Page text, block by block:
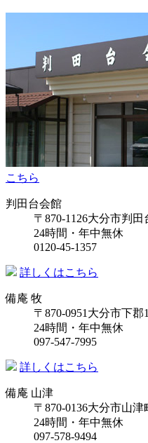
こちら
判田台会館
〒870-1126大分市判田
24時間・年中無休
0120-45-1357
詳しくはこちら
備庵 牧
〒870-0951 大分市下郡
24時間・年中無休
097-547-7995
詳しくはこちら
備庵 山津
〒870-0136大分市山津
24時間・年中無休
097-578-9494